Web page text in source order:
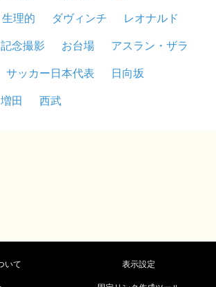
生理的 ダヴィンチ
レオナルド
記念撮影 お台場
アスラン・ザラ
サッカー日本代表
日向坂
増田 西武
いて 表示設定